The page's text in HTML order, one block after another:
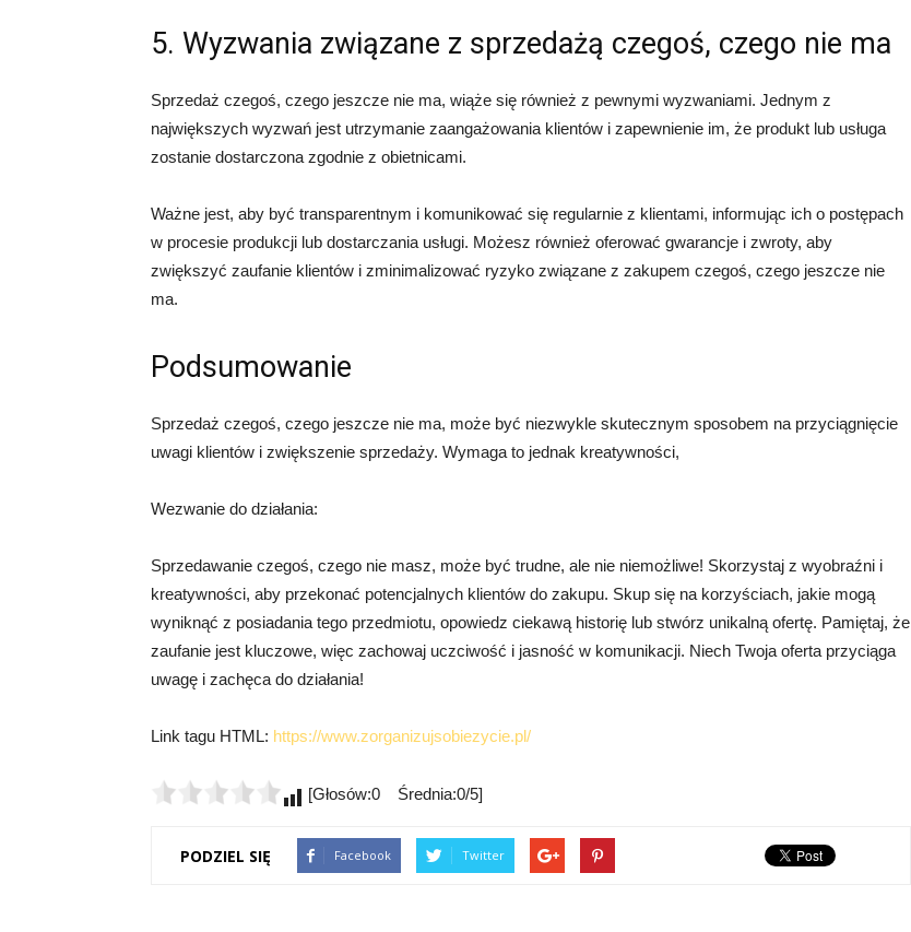
5. Wyzwania związane z sprzedażą czegoś, czego nie ma
Sprzedaż czegoś, czego jeszcze nie ma, wiąże się również z pewnymi wyzwaniami. Jednym z
największych wyzwań jest utrzymanie zaangażowania klientów i zapewnienie im, że produkt lub usługa
zostanie dostarczona zgodnie z obietnicami.
Ważne jest, aby być transparentnym i komunikować się regularnie z klientami, informując ich o postępach
w procesie produkcji lub dostarczania usługi. Możesz również oferować gwarancje i zwroty, aby
zwiększyć zaufanie klientów i zminimalizować ryzyko związane z zakupem czegoś, czego jeszcze nie
ma.
Podsumowanie
Sprzedaż czegoś, czego jeszcze nie ma, może być niezwykle skutecznym sposobem na przyciągnięcie
uwagi klientów i zwiększenie sprzedaży. Wymaga to jednak kreatywności,
Wezwanie do działania:
Sprzedawanie czegoś, czego nie masz, może być trudne, ale nie niemożliwe! Skorzystaj z wyobraźni i
kreatywności, aby przekonać potencjalnych klientów do zakupu. Skup się na korzyściach, jakie mogą
wyniknąć z posiadania tego przedmiotu, opowiedz ciekawą historię lub stwórz unikalną ofertę. Pamiętaj, że
zaufanie jest kluczowe, więc zachowaj uczciwość i jasność w komunikacji. Niech Twoja oferta przyciąga
uwagę i zachęca do działania!
Link tagu HTML: https://www.zorganizujsobiezycie.pl/
[Głosów:0 Średnia:0/5]
PODZIEL SIĘ Facebook Twitter